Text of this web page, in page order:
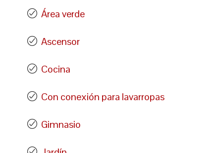
Área verde
Ascensor
Cocina
Con conexión para lavarropas
Gimnasio